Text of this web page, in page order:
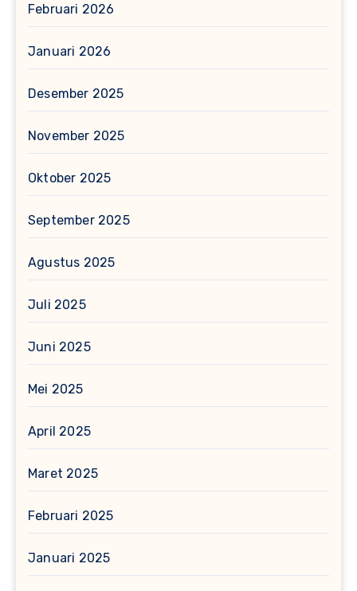
Februari 2026
Januari 2026
Desember 2025
November 2025
Oktober 2025
September 2025
Agustus 2025
Juli 2025
Juni 2025
Mei 2025
April 2025
Maret 2025
Februari 2025
Januari 2025